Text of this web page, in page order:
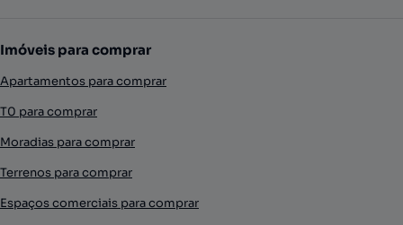
Imóveis para comprar
Apartamentos para comprar
T0 para comprar
Moradias para comprar
Terrenos para comprar
Espaços comerciais para comprar